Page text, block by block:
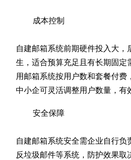
成本控制
自建邮箱系统前期硬件投入大，
生，适合预算充足且有长期固定
用邮箱系统按用户数和套餐付费
中小企可灵活调整用户数量，有
安全保障
自建邮箱系统安全需企业自行负
反垃圾邮件等系统，防护效果取